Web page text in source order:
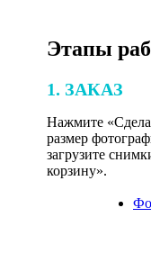
Этапы
1. ЗАКАЗ
Нажмите
размер
загрузите
корзину».